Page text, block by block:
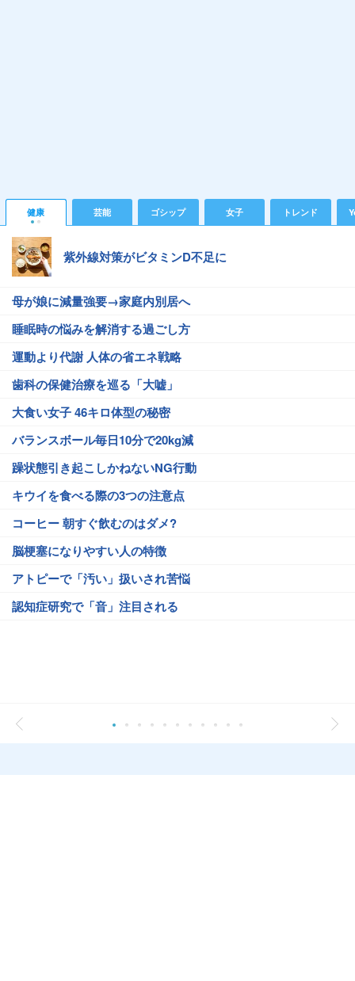
健康 芸能 ゴシップ 女子 トレンド
紫外線対策がビタミンD不足に
母が娘に減量強要→家庭内別居へ
睡眠時の悩みを解消する過ごし方
運動より代謝 人体の省エネ戦略
歯科の保健治療を巡る「大嘘」
大食い女子 46キロ体型の秘密
バランスボール毎日10分で20kg減
躁状態引き起こしかねないNG行動
キウイを食べる際の3つの注意点
コーヒー 朝すぐ飲むのはダメ?
脳梗塞になりやすい人の特徴
アトピーで「汚い」扱いされ苦悩
認知症研究で「音」注目される